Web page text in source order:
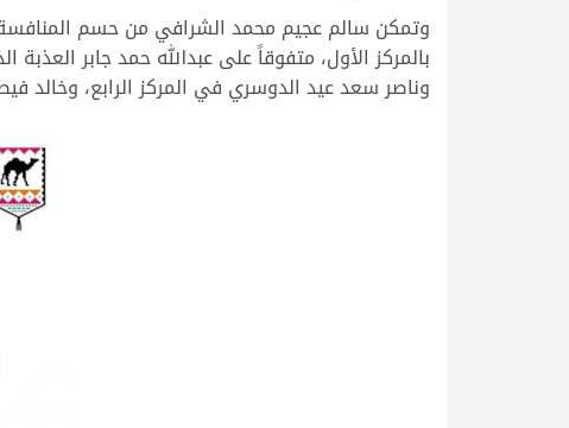
بالمركز الأول، متفوقاً على عبدالله حمد جابر
وناصر سعد عيد الدوسري في المركز الرابع، وخالد